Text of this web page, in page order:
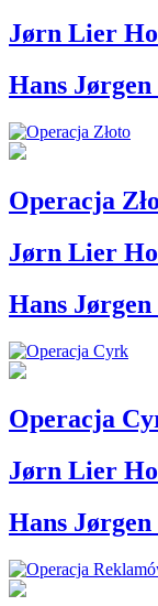
Jørn Lier
Hans Jørgen
Operacja
Jørn Lier
Hans Jørgen
Operacja
Jørn Lier
Hans Jørgen